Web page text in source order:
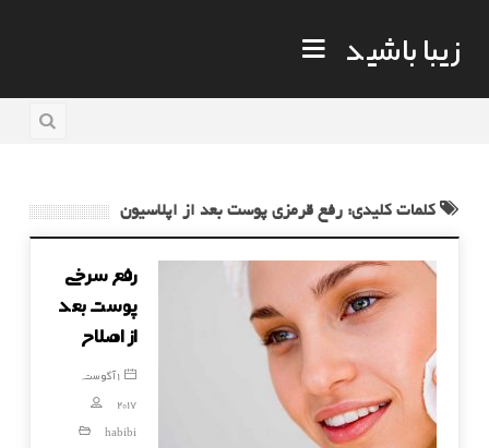
زیبا باشید
کلمات کلیدی: رفع قرمزی پوست بعد از اپلاسیون
رفع سرخی
پوست بعد
از اصلاح
1 آگوست,
2017
habibi